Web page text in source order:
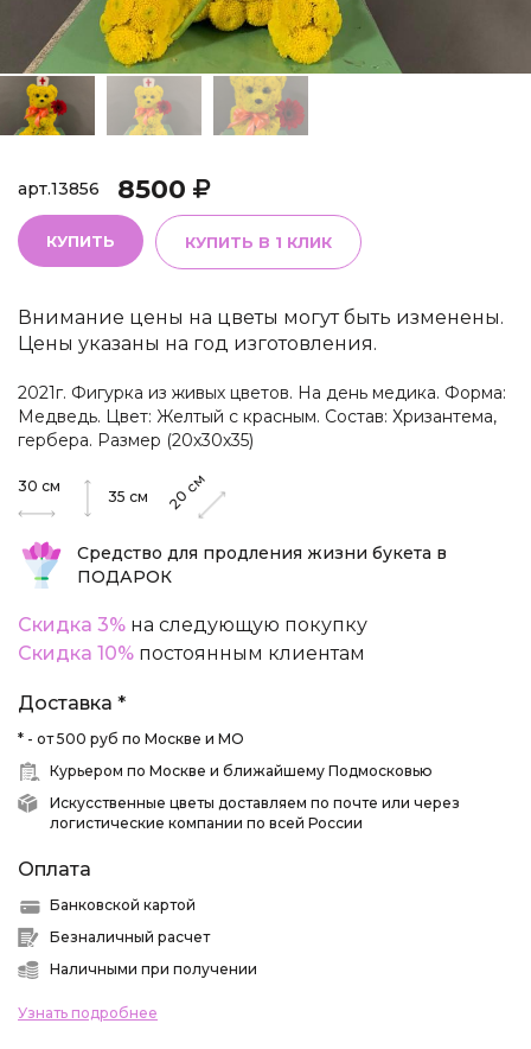
арт.13856 8500
КУПИТЬ КУПИТЬ В 1 КЛИК
Внимание цены на цветы могут быть изменены.
Цены указаны на год изготовления.
2021г. Фигурка из живых цветов. На день медика. Форма:
Медведь. Цвет: Желтый с красным. Состав: Хризантема,
гербера. Размер (20х30х35)
30 см
35 см 20
см
Средство для продления жизни букета в
ПОДАРОК
Скидка 3% на следующую покупку
Скидка 10% постоянным клиентам
Доставка *
* - от 500 руб по Москве и МО
Курьером по Москве и ближайшему Подмосковью
Искусственные цветы доставляем по почте или через
логистические компании по всей России
Оплата
Банковской картой
Безналичный расчет
Наличными при получении
Узнать подробнее